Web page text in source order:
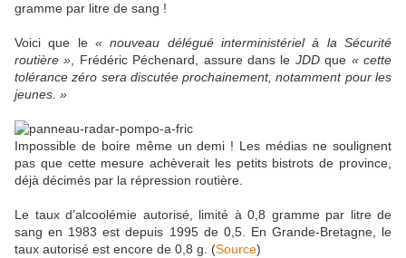
gramme par litre de sang !
Voici que le « nouveau délégué interministériel à la Sécurité
routière » , Frédéric Péchenard, assure dans le JDDque « cette
tolérance zéro sera discutée prochainement, notamment pour les
jeunes. »
Impossible de boire même un demi ! Les médias ne soulignent
pas que cette mesure achèverait les petits bistrots de province,
déjà décimés par la répression routière.
Le taux d’alcoolémie autorisé, limité à 0,8 gramme par litre de
sang en 1983 est depuis 1995 de 0,5. En Grande-Bretagne, le
taux autorisé est encore de 0,8 g. (Source)